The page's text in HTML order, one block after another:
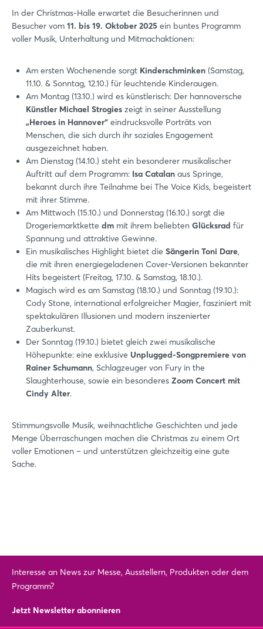
In der Christmas-Halle erwartet die Besucherinnen und
Besucher vom 11. bis 19. Oktober 2025 ein buntes Programm
voller Musik, Unterhaltung und Mitmachaktionen:
Am ersten Wochenende sorgt Kinderschminken (Samstag,
11.10. & Sonntag, 12.10.) für leuchtende Kinderaugen.
Am Montag (13.10.) wird es künstlerisch: Der hannoversche
Künstler Michael Strogies zeigt in seiner Ausstellung
„Heroes in Hannover“ eindrucksvolle Porträts von
Menschen, die sich durch ihr soziales Engagement
ausgezeichnet haben.
Am Dienstag (14.10.) steht ein besonderer musikalischer
Auftritt auf dem Programm: Isa Catalan aus Springe,
bekannt durch ihre Teilnahme bei The Voice Kids, begeistert
mit ihrer Stimme.
Am Mittwoch (15.10.) und Donnerstag (16.10.) sorgt die
Drogeriemarktkette dm mit ihrem beliebten Glücksrad für
Spannung und attraktive Gewinne.
Ein musikalisches Highlight bietet die Sängerin Toni Dare,
die mit ihren energiegeladenen Cover-Versionen bekannter
Hits begeistert (Freitag, 17.10. & Samstag, 18.10.).
Magisch wird es am Samstag (18.10.) und Sonntag (19.10.):
Cody Stone, international erfolgreicher Magier, fasziniert mit
spektakulären Illusionen und modern inszenierter
Zauberkunst.
Der Sonntag (19.10.) bietet gleich zwei musikalische
Höhepunkte: eine exklusive Unplugged-Songpremiere von
Rainer Schumann, Schlagzeuger von Fury in the
Slaughterhouse, sowie ein besonderes Zoom Concert mit
Cindy Alter.
Stimmungsvolle Musik, weihnachtliche Geschichten und jede
Menge Überraschungen machen die Christmas zu einem Ort
voller Emotionen – und unterstützen gleichzeitig eine gute
Sache.
Interesse an News zur Messe, Ausstellern, Produkten oder dem
Programm?
Jetzt Newsletter abonnieren
Login
Passwort vergessen?
Noch nicht angemeldet?
Jetzt registrieren